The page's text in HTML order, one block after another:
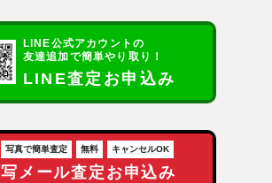
LINE公式アカウントの
友達追加で簡単やり取り！
LINE査定お申込み
写真で簡単査定 無料 キャンセルOK
写メール査定お申込み